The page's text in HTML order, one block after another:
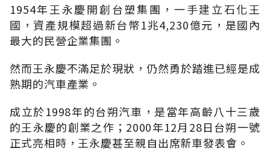
1954年王永慶開創台塑集團，一手建立石化王
國，資產規模超過新台幣1兆4,230億元，是國內
最大的民營企業集團。
然而王永慶不滿足於現狀，仍然勇於踏進已經是成
熟期的汽車產業。
成立於1998年的台朔汽車，是當年高齡八十三歲
的王永慶的創業之作；2000年12月28日台朔一號
正式亮相時，王永慶甚至親自出席新車發表會。